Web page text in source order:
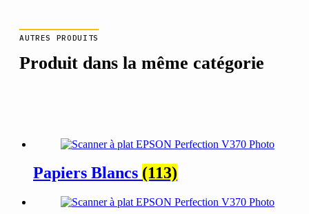
AUTRES PRODUITS
Produit dans la même catégorie
Papiers Blancs (113)